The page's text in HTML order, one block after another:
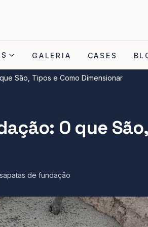
GALERIA CASES
São, Tipos e Como Dimensionar
O que
sapatas de fundação